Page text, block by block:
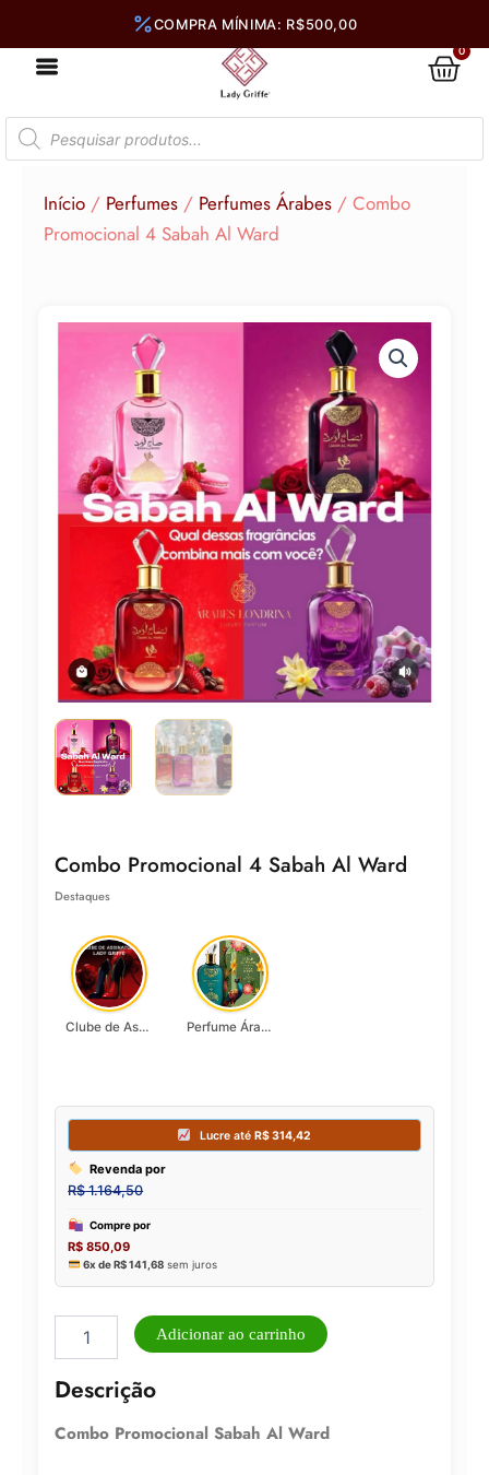
0
Pesquisar
produtos
Início / Perfumes / Perfumes Árabes / Combo
Promocional 4 Sabah Al Ward
Combo Promocional 4 Sabah Al Ward
Destaques
Clube de Assinatura Lady Griffe Perfume Árabe Atheeri Lattafa
Promocional
Sabah
Ward
Adicionar ao carrinho
Descrição
Combo Promocional Sabah Al Ward